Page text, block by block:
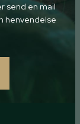
send en mail
henvendelse